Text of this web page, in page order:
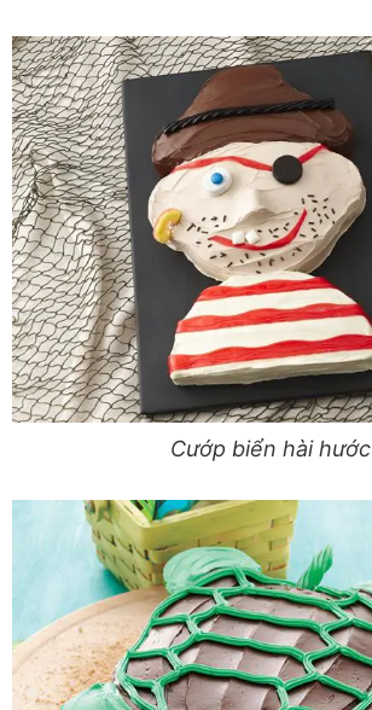
Cướp biển hài hước